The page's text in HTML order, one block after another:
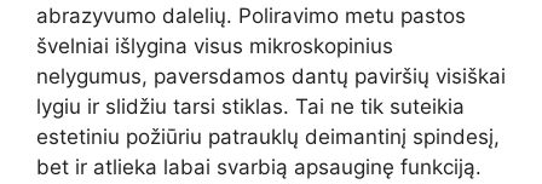
abrazyvumo dalelių. Poliravimo metu pastos
švelniai išlygina visus mikroskopinius
nelygumus, paversdamos dantų paviršių visiškai
lygiu ir slidžiu tarsi stiklas. Tai ne tik suteikia
estetiniu požiūriu patrauklų deimantinį spindesį,
bet ir atlieka labai svarbią apsauginę funkciją.